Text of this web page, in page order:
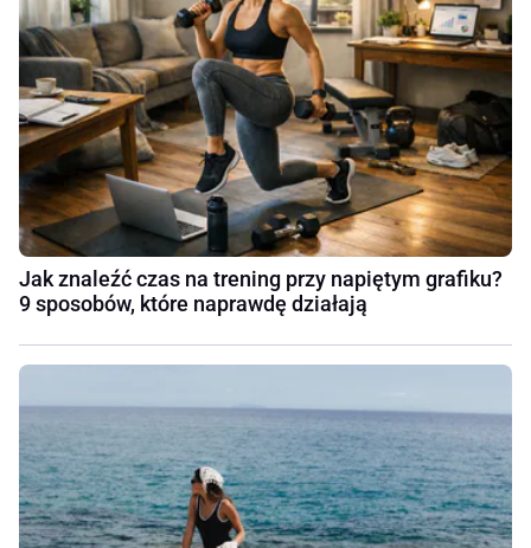
Jak znaleźć czas na trening przy napiętym grafiku?
9 sposobów, które naprawdę działają